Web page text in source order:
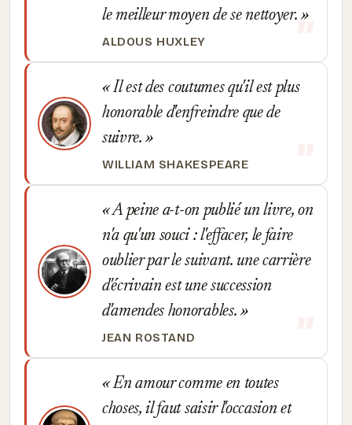
le meilleur moyen de se nettoyer.
ALDOUS HUXLEY
Il est des coutumes qu'il est plus
honorable d'enfreindre que de
suivre.
WILLIAM SHAKESPEARE
A peine a-t-on publié un livre, on
n'a qu'un souci : l'effacer, le faire
oublier par le suivant. une carrière
d'écrivain est une succession
d'amendes honorables.
JEAN ROSTAND
En amour comme en toutes
choses, il faut saisir l'occasion et